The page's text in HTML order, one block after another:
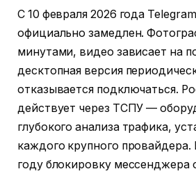
С 10 февраля 2026 года
официально замедлен.
минутами, видео зависает на
десктопная версия
отказывается подключаться.
действует через ТСПУ —
глубокого анализа трафика,
каждого крупного провайдера.
году блокировку мессенджера